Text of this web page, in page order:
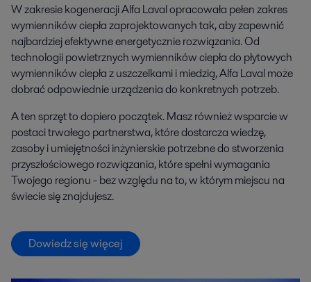
W zakresie kogeneracji Alfa Laval opracowała pełen zakres
wymienników ciepła zaprojektowanych tak, aby zapewnić
najbardziej efektywne energetycznie rozwiązania. Od
technologii powietrznych wymienników ciepła do płytowych
wymienników ciepła z uszczelkami i miedzią, Alfa Laval może
dobrać odpowiednie urządzenia do konkretnych potrzeb.
A ten sprzęt to dopiero początek. Masz również wsparcie w
postaci trwałego partnerstwa, które dostarcza wiedzę,
zasoby i umiejętności inżynierskie potrzebne do stworzenia
przyszłościowego rozwiązania, które spełni wymagania
Twojego regionu - bez względu na to, w którym miejscu na
świecie się znajdujesz.
Dowiedz się więcej